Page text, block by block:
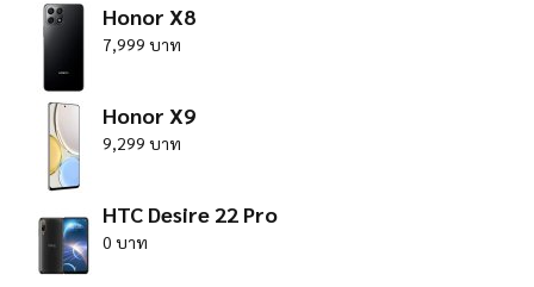
Honor X8
7,999 บาท
Honor X9
9,299 บาท
HTC Desire 22 Pro
0 บาท